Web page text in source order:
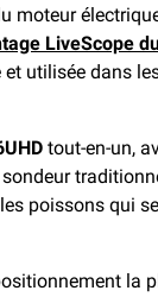
moteur
LiveScope
utilisée dans
tout-en-un,
poissons qui
la